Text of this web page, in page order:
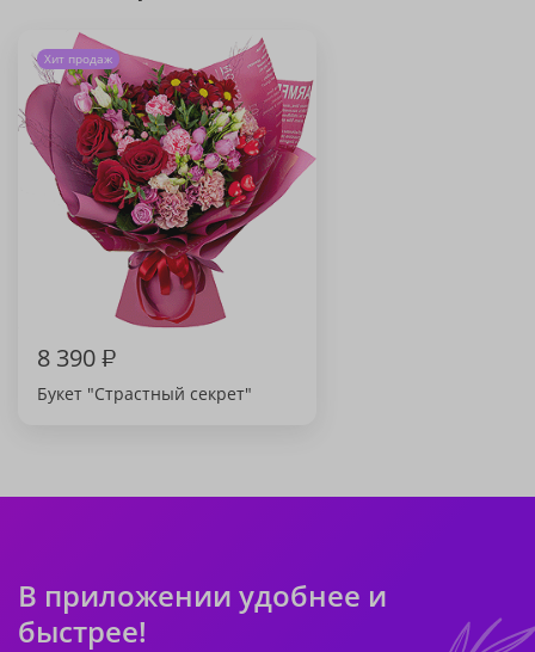
Хит продаж
8 390₽
Букет "Страстный секрет"
В приложении удобнее и
быстрее!